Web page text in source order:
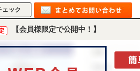
【会員様限定で公開中！】